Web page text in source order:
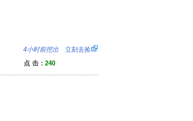
4小时前挖出 立刻去捡
点 击： 240